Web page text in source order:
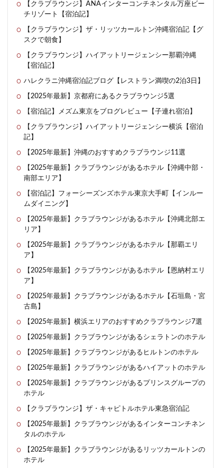
【クラブラウンジ】ANAインターコンチネンタル万座ビー
チリゾート【宿泊記】
【クラブラウンジ】ザ・リッツカールトン沖縄宿泊記【グ
スクで朝食】
【クラブラウンジ】ハイアットリージェンシー那覇沖縄
【宿泊記】
ハレクラニ沖縄宿泊記ブログ【レストラン満喫の2泊3日】
【2025年最新】京都府にあるクラブラウンジ5選
【宿泊記】メズム東京をブログレビュー【子連れ宿泊】
【クラブラウンジ】ハイアットリージェンシー横浜【宿泊
記】
【2025年最新】沖縄のおすすめクラブラウンジ11選
【2025年最新】クラブラウンジがあるホテル【沖縄中部・
南部エリア】
【宿泊記】フォーシーズンズホテル東京大手町【インルー
ムダイニング】
【2025年最新】クラブラウンジがあるホテル【沖縄北部エ
リア】
【2025年最新】クラブラウンジがあるホテル【那覇エリ
ア】
【2025年最新】クラブラウンジがあるホテル【恩納村エリ
ア】
【2025年最新】クラブラウンジがあるホテル【石垣島・宮
古島】
【2025年最新】横浜エリアのおすすめクラブラウンジ7選
【2025年最新】クラブラウンジがあるシェラトンのホテル
【2025年最新】クラブラウンジがあるヒルトンのホテル
【2025年最新】クラブラウンジがあるハイアットのホテル
【2025年最新】クラブラウンジがあるプリンスグループの
ホテル
【クラブラウンジ】ザ・キャピトルホテル東急宿泊記
【2025年最新】クラブラウンジがあるインターコンチネン
タルのホテル
【2025年最新】クラブラウンジがあるリッツカールトンの
ホテル